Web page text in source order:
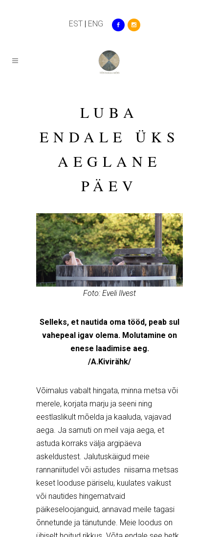
EST | ENG
LUBA
ENDALE ÜKS
AEGLANE
PÄEV
Foto: Eveli Ilvest
Selleks, et nautida oma tööd, peab sul
vahepeal igav olema. Molutamine on
enese laadimise aeg.
/A.Kivirähk/
Võimalus vabalt hingata, minna metsa või
merele, korjata marju ja seeni ning
eestlaslikult mõelda ja kaaluda, vajavad
aega. Ja samuti on meil vaja aega, et
astuda korraks välja argipäeva
askeldustest. Jalutuskäigud meie
rannaniitudel või astudes niisama metsas
keset looduse päriselu, kuulates vaikust
või nautides hingematvaid
päikeseloojanguid, annavad meile tagasi
õnnetunde ja tänutunde. Meie loodus on